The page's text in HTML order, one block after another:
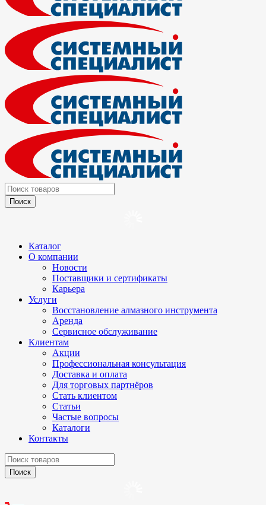
Каталог
О компании
Новости
Поставщики и сертификаты
Карьера
Услуги
Восстановление алмазного инструмента
Аренда
Сервисное обслуживание
Клиентам
Акции
Профессиональная консультация
Доставка и оплата
Для торговых партнёров
Стать клиентом
Статьи
Частые вопросы
Каталоги
Контакты